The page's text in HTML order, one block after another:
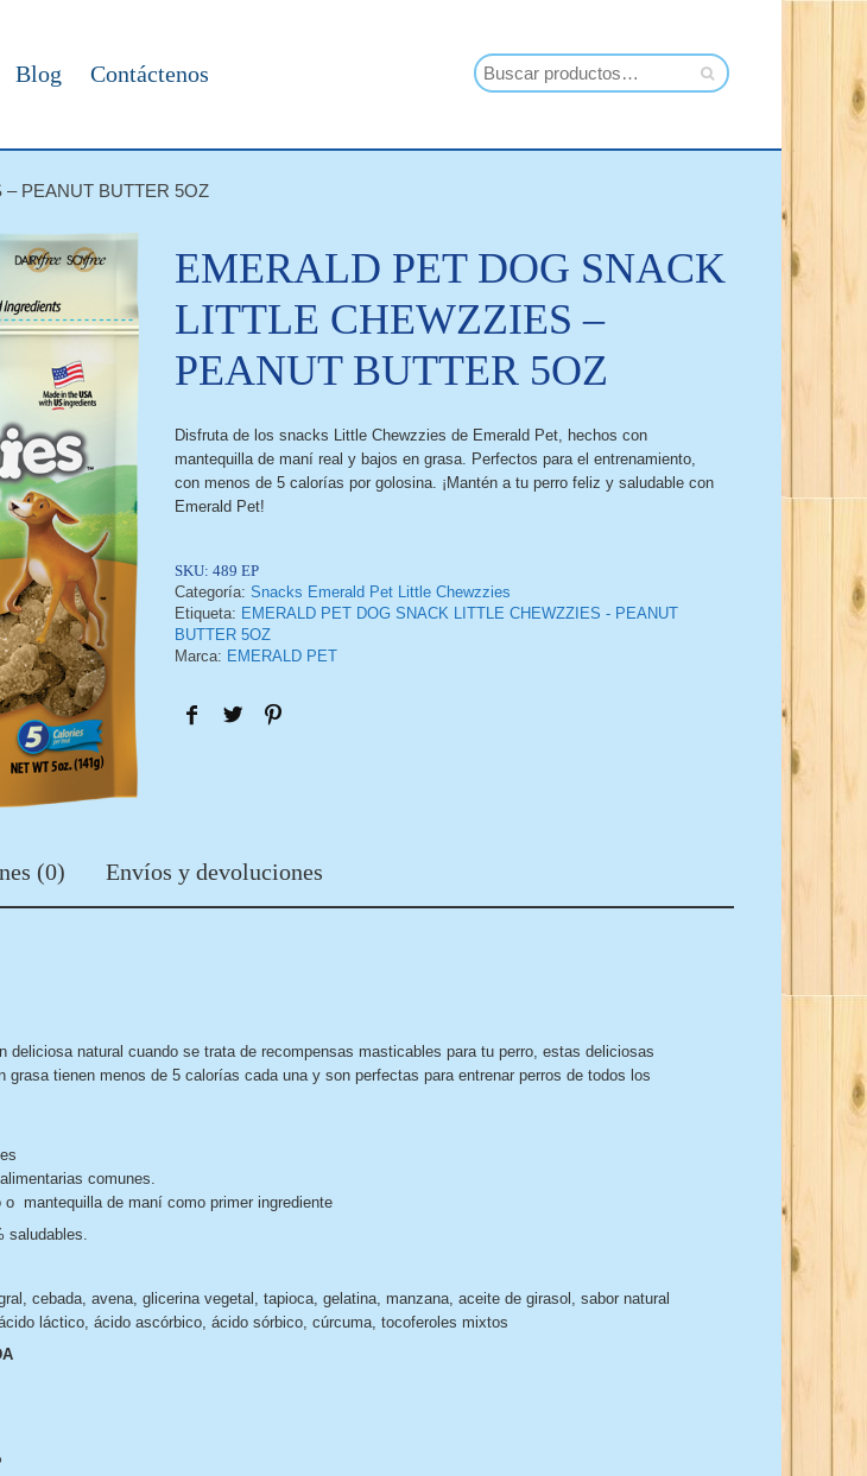
Blog Contáctenos
PEANUT BUTTER 5OZ
EMERALD PET DOG SNACK
LITTLE CHEWZZIES –
PEANUT BUTTER 5OZ
Disfruta de los snacks Little Chewzzies de Emerald Pet, hechos con
mantequilla de maní real y bajos en grasa. Perfectos para el entrenamiento,
con menos de 5 calorías por golosina. ¡Mantén a tu perro feliz y saludable con
Emerald Pet!
SKU: 489 EP
Categoría: Snacks Emerald Pet Little Chewzzies
Etiqueta: EMERALD PET DOG SNACK LITTLE CHEWZZIES - PEANUT
BUTTER 5OZ
Marca: EMERALD PET
(0) Envíos y devoluciones
deliciosa natural cuando se trata de recompensas masticables para tu perro, estas deliciosas
grasa tienen menos de 5 calorías cada una y son perfectas para entrenar perros de todos los
comunes.
o mantequilla de maní como primer ingrediente
saludables.
cebada, avena, glicerina vegetal, tapioca, gelatina, manzana, aceite de girasol, sabor natural
láctico, ácido ascórbico, ácido sórbico, cúrcuma, tocoferoles mixtos